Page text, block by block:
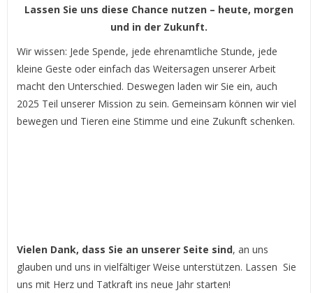
Lassen Sie uns diese Chance nutzen – heute, morgen
und in der Zukunft.
Wir wissen: Jede Spende, jede ehrenamtliche Stunde, jede
kleine Geste oder einfach das Weitersagen unserer Arbeit
macht den Unterschied. Deswegen laden wir Sie ein, auch
2025 Teil unserer Mission zu sein. Gemeinsam können wir viel
bewegen und Tieren eine Stimme und eine Zukunft schenken.
Vielen Dank, dass Sie an unserer Seite sind, an uns
glauben und uns in vielfältiger Weise unterstützen. Lassen Sie
uns mit Herz und Tatkraft ins neue Jahr starten!